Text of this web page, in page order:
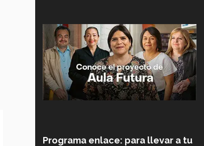
Programa enlace: para llevar a tu